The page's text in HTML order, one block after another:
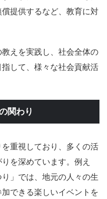
提供するなど、教育に対
えを実践し、社会全体の
して、様々な社会貢献活
関わり
重視しており、多くの活
を深めています。例え
」では、地元の人々の生
できる楽しいイベントを